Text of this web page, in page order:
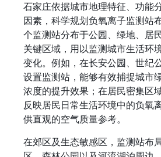
石家庄依据城市地理特征、功能
因素，科学规划负氧离子监测站
个监测站分布于公园、绿地、居
关键区域，用以监测城市生活环
变化。例如，在长安公园、世纪
设置监测站，能够有效捕捉城市
浓度的提升效果；在居民密集区
反映居民日常生活环境中的负氧
供直观的空气质量参考。
在郊区及生态敏感区，监测站布